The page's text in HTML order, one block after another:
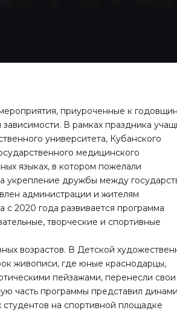
приуроченные к
В рамках праздника
университета, Кубанского
медицинского
языках, в котором пожелали
укрепление дружбы между
администрации и жителям
2020 года развивается программа
творческие и спортивные
возрастов. В Детской
живописи, где юные краснодарцы,
пейзажами, перенесли свои
часть программы представил
на спортивной площадке